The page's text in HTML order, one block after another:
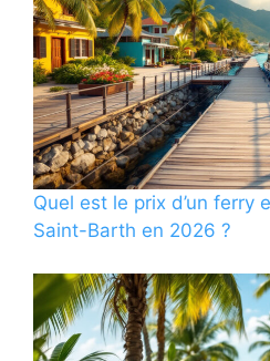
Quel est le prix d’un ferry
Saint-Barth en 2026 ?